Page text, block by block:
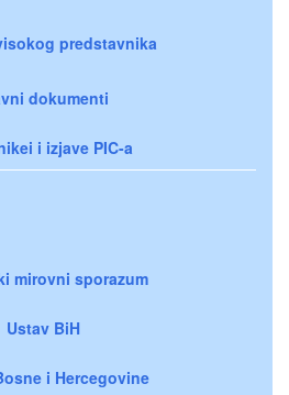
predstavnika
dokumenti
i izjave PIC-a
mirovni sporazum
Ustav BiH
i Hercegovine